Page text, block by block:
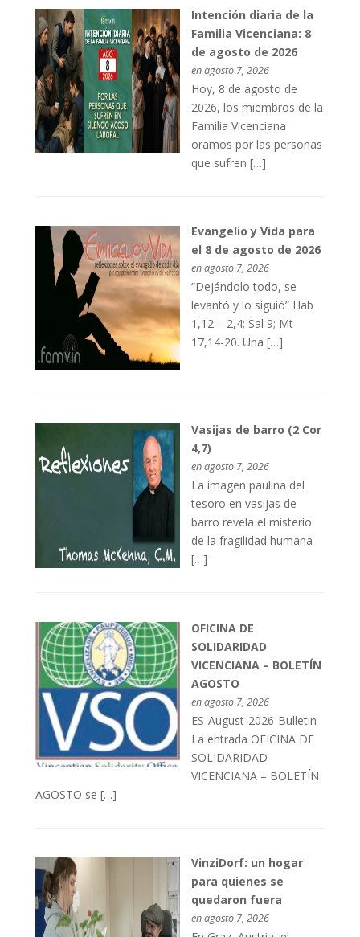
Intención diaria de la
Familia Vicenciana: 8
de agosto de 2026
en agosto 7, 2026
Hoy, 8 de agosto de
2026, los miembros de la
Familia Vicenciana
oramos por las personas
que sufren […]
Evangelio y Vida para
el 8 de agosto de 2026
en agosto 7, 2026
“Dejándolo todo, se
levantó y lo siguió” Hab
1,12 – 2,4; Sal 9; Mt
17,14-20. Una […]
Vasijas de barro (2 Cor
4,7)
en agosto 7, 2026
La imagen paulina del
tesoro en vasijas de
barro revela el misterio
de la fragilidad humana
[…]
OFICINA DE
SOLIDARIDAD
VICENCIANA – BOLETÍN
AGOSTO
en agosto 7, 2026
ES-August-2026-Bulletin
La entrada OFICINA DE
SOLIDARIDAD
VICENCIANA – BOLETÍN
AGOSTO se […]
VinziDorf: un hogar
para quienes se
quedaron fuera
en agosto 7, 2026